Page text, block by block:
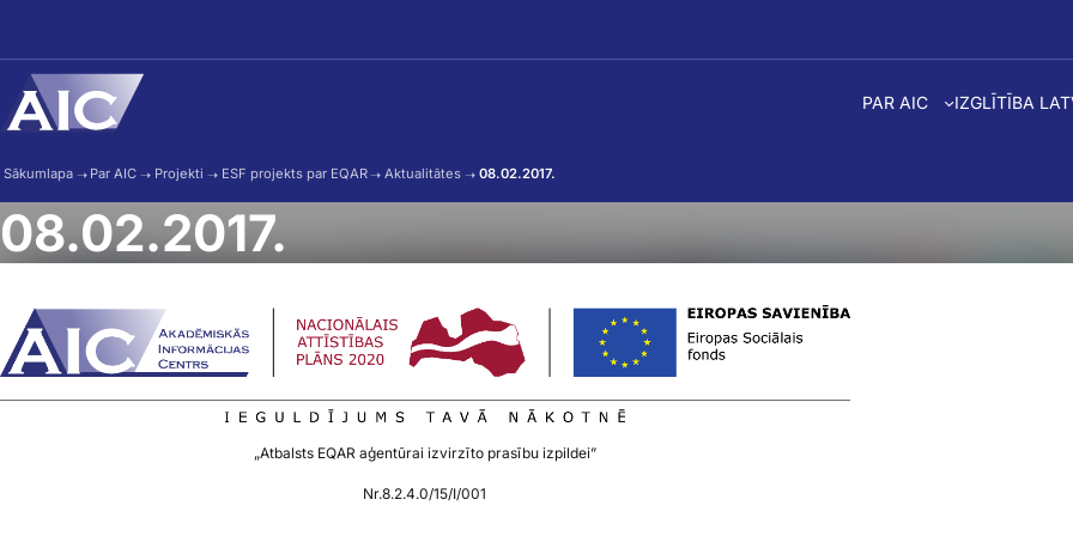
PAR AIC IZGLĪTĪBA
Sākumlapa ➝ Par AIC ➝ Projekti ➝ ESF projekts par EQAR➝ Aktualitātes ➝ 08.02.2017.
08.02.2017.
„Atbalsts EQAR aģentūrai izvirzīto prasību izpildei”
Nr.8.2.4.0/15/I/001